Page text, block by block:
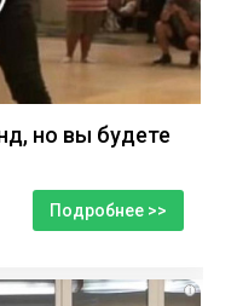
но вы будете
Подробнее >>
i